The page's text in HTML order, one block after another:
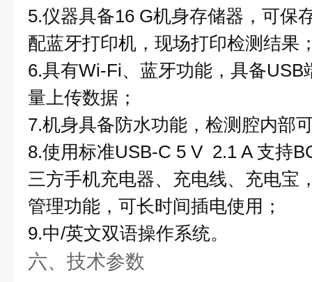
5.仪器具备16 G机身存储器，可保
配蓝牙打印机，现场打印检测结果
6.具有Wi-Fi、蓝牙功能，具备USB
量上传数据；
7.机身具备防水功能，检测腔内部
8.使用标准USB-C 5 V 2.1 A 支持
三方手机充电器、充电线、充电宝
管理功能，可长时间插电使用；
9.中/英文双语操作系统。
六、技术参数